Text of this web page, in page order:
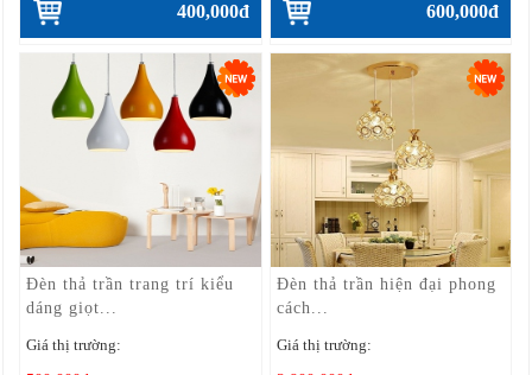
400,000đ 600,000đ
Đèn thả trần trang trí kiểu
dáng giọt...
Giá thị trường:
Đèn thả trần hiện đại phong
cách...
Giá thị trường: